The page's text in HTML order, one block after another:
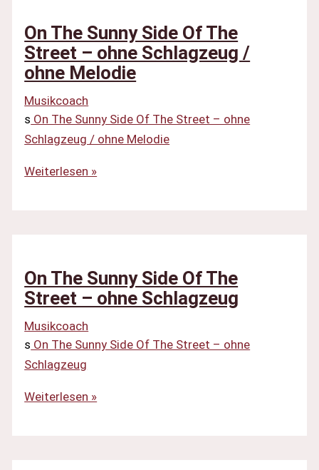
On The Sunny Side Of The
Street – ohne Schlagzeug /
ohne Melodie
Musikcoach
s On The Sunny Side Of The Street – ohne
Schlagzeug / ohne Melodie
On
The
Street
–
ohne
Schlagzeug
/
ohne
Weiterlesen »
On The Sunny Side Of The
Street – ohne Schlagzeug
Musikcoach
s On The Sunny Side Of The Street – ohne
Schlagzeug
On
Weiterlesen »